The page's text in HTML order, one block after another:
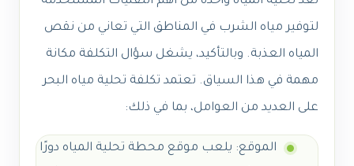
لتوفير مياه الشرب في المناطق التي تعاني من نقص
المياه العذبة. وبالتأكيد، يشغل سؤال التكلفة مكانة
مهمة في هذا السياق. تعتمد تكلفة تحلية مياه البحر
على العديد من العوامل، بما في ذلك:
الموقع: يلعب موقع محطة تحلية المياه دورًا